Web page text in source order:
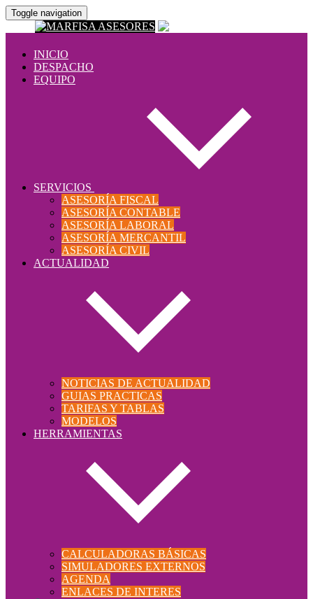
Toggle navigation
INICIO
DESPACHO
EQUIPO
SERVICIOS
ASESORÍA FISCAL
ASESORÍA CONTABLE
ASESORÍA LABORAL
ASESORÍA MERCANTIL
ASESORÍA CIVIL
ACTUALIDAD
NOTICIAS DE ACTUALIDAD
GUIAS PRACTICAS
TARIFAS Y TABLAS
MODELOS
HERRAMIENTAS
CALCULADORAS BÁSICAS
SIMULADORES EXTERNOS
AGENDA
ENLACES DE INTERES